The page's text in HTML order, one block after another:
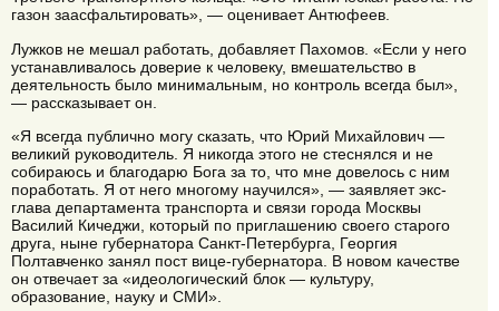
газон заасфальтировать», — оценивает Антюфеев.
Лужков не мешал работать, добавляет Пахомов. «Если у него
устанавливалось доверие к человеку, вмешательство в
деятельность было минимальным, но контроль всегда был»,
— рассказывает он.
«Я всегда публично могу сказать, что Юрий Михайлович —
великий руководитель. Я никогда этого не стеснялся и не
собираюсь и благодарю Бога за то, что мне довелось с ним
поработать. Я от него многому научился», — заявляет экс-
глава департамента транспорта и связи города Москвы
Василий Кичеджи, который по приглашению своего старого
друга, ныне губернатора Санкт-Петербурга, Георгия
Полтавченко занял пост вице-губернатора. В новом качестве
он отвечает за «идеологический блок — культуру,
образование, науку и СМИ».